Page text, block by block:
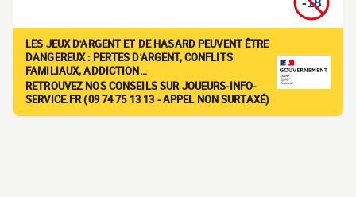
LES JEUX D'ARGENT ET DE HASARD PEUVENT ÊTRE
DANGEREUX : PERTES D'ARGENT, CONFLITS
FAMILIAUX, ADDICTION…
RETROUVEZ NOS CONSEILS SUR JOUEURS-INFO-
SERVICE.FR (09 74 75 13 13 - APPEL NON SURTAXÉ)